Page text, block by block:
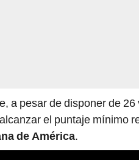
a pesar de disponer de 26
el puntaje mínimo
de América.